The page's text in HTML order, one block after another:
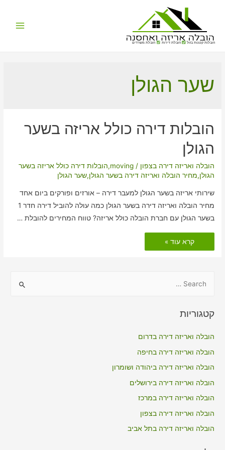
הובלות קטנות בזול הובלת דירות הובלת משרדים
שער הגולן
הובלות דירה כולל אריזה בשער
הגולן
הובלה ואריזה דירה בצפון /
moving
,הובלות דירה כולל אריזה בשער
הגולן,מחיר הובלה ואריזה דירה בשער הגולן,שער הגולן
שירותי אריזה בשער הגולן למעבר דירה – אורזים ופורקים ביום אחד
מחיר הובלה ואריזה דירה בשער הגולן כמה עולה להוביל דירה חדר 1
בשער הגולן עם חברת הובלה כולל אריזה? טווח המחירים להובלת …
הובלות
דירה
כולל
קרא עוד »
r
o
r
:
קטגוריות
הובלה ואריזה דירה בדרום
הובלה ואריזה דירה בחיפה
הובלה ואריזה דירה ביהודה ושומרון
הובלה ואריזה דירה בירושלים
הובלה ואריזה דירה במרכז
הובלה ואריזה דירה בצפון
הובלה ואריזה דירה בתל אביב